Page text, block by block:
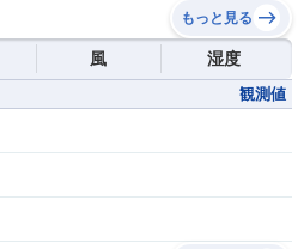
もっと見る
風 湿度
観測値